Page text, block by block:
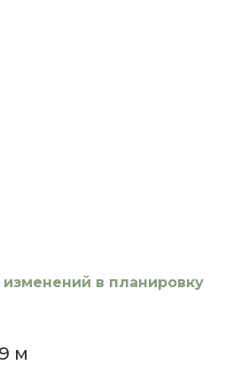
в планировку
м